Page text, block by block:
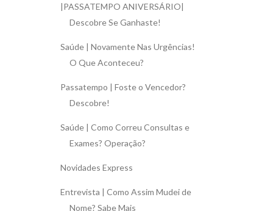
|PASSATEMPO ANIVERSÁRIO|
Descobre Se Ganhaste!
Saúde | Novamente Nas Urgências!
O Que Aconteceu?
Passatempo | Foste o Vencedor?
Descobre!
Saúde | Como Correu Consultas e
Exames? Operação?
Novidades Express
Entrevista | Como Assim Mudei de
Nome? Sabe Mais